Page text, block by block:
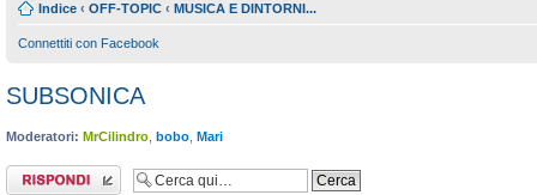
Indice ‹ OFF-TOPIC ‹ MUSICA E DINTORNI...
Connettiti con Facebook
SUBSONICA
Moderatori: MrCilindro bobo Mari
Rispondi al
messaggio